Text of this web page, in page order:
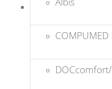
COMPUMED